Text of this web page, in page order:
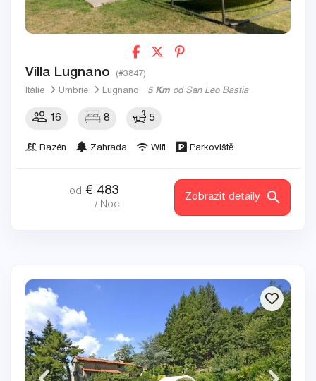
Villa Lugnano (#3847)
Itálie Umbrie Lugnano 5 Km od San Leo Bastia
16 8 5
Bazén Zahrada Wifi Parkoviště
od € 483
/ Noc
Zobrazit detaily